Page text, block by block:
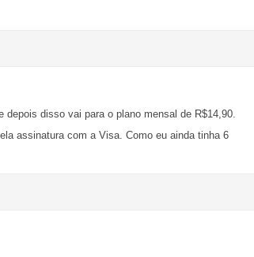
disso vai para o plano mensal de R$14,90.
assinatura com a Visa. Como eu ainda tinha 6